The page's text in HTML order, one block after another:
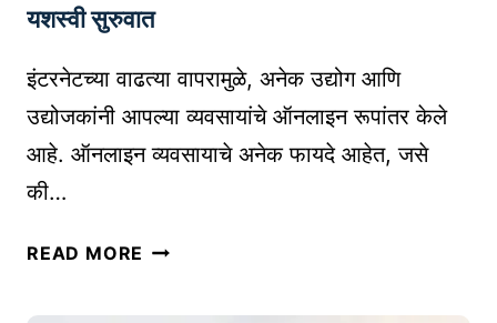
यशस्वी सुरुवात
इंटरनेटच्या वाढत्या वापरामुळे, अनेक उद्योग आणि
उद्योजकांनी आपल्या व्यवसायांचे ऑनलाइन रूपांतर केले
आहे. ऑनलाइन व्यवसायाचे अनेक फायदे आहेत, जसे
की…
READ MORE कं